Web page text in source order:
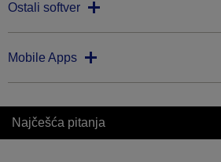
Ostali softver
Mobile Apps
Najčešća pitanja